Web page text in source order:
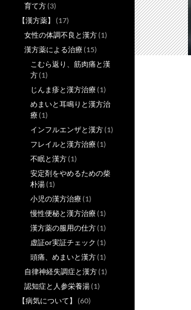
育て方(3)
【漢方薬】
(17)
女性の体調不良と漢方(1)
漢方薬による治療(15)
こむら返り、筋肉痛と漢
方(1)
じんま疹と漢方治療(1)
めまいと耳鳴りと漢方治
療(1)
インフルエンザと漢方(1)
フレイルと漢方治療(1)
不眠と漢方(1)
安定剤をやめるための柴
朴湯(1)
小児の漢方治療(1)
慢性便秘と漢方治療(1)
漢方薬の服用の仕方(1)
虚証or実証チェック (1)
頭痛、めまいと漢方(1)
自律神経失調症と漢方(1)
認知症と人参栄養湯(1)
【病気について】
(60)